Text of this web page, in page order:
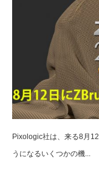
Pixologic社は、来る8月
うになるいくつかの機...